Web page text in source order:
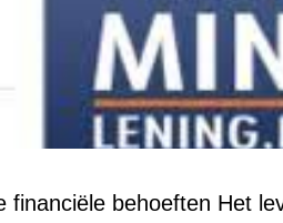
behoeften Het